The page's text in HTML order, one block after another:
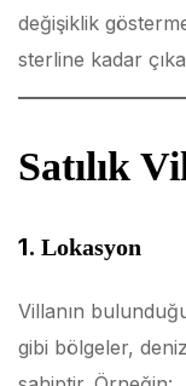
değişiklik
sterline kadar
Satılık
1. Lokasyon
Villanın
gibi bölgeler,